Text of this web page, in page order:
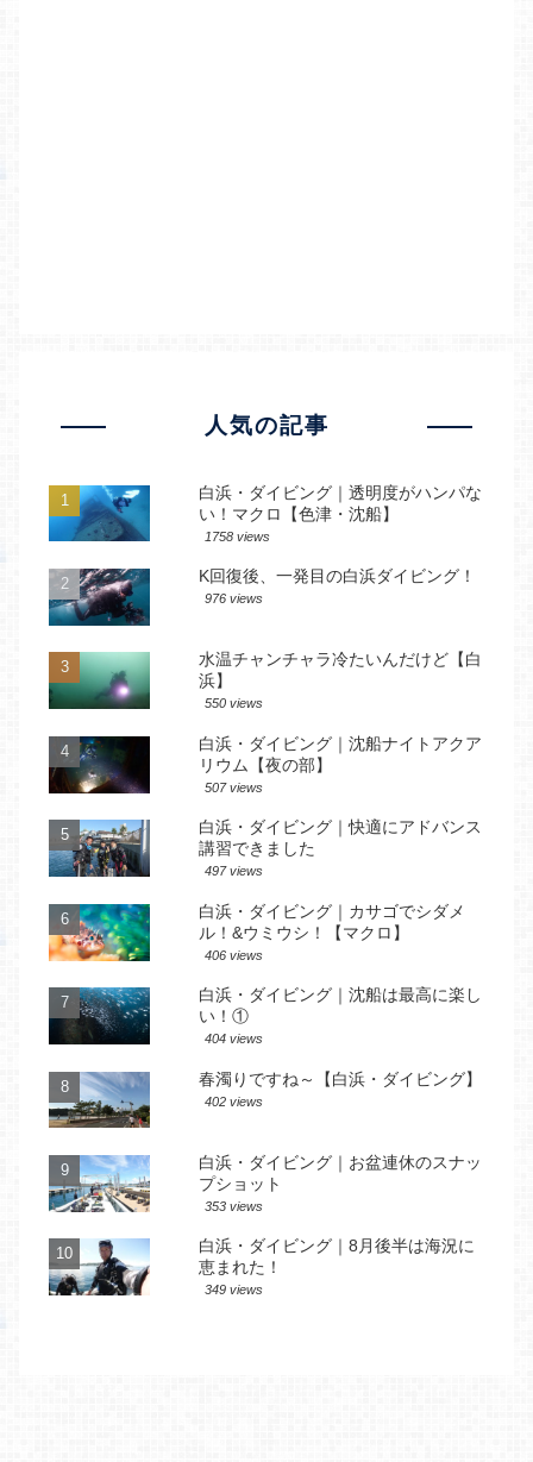
人気の記事
白浜・ダイビング｜透明度がハンパな
い！マクロ【色津・沈船】
1758 views
K回復後、一発目の白浜ダイビング！
976 views
水温チャンチャラ冷たいんだけど【白
浜】
550 views
白浜・ダイビング｜沈船ナイトアクア
リウム【夜の部】
507 views
白浜・ダイビング｜快適にアドバンス
講習できました
497 views
白浜・ダイビング｜カサゴでシダメ
ル！&ウミウシ！【マクロ】
406 views
白浜・ダイビング｜沈船は最高に楽し
い！①
404 views
春濁りですね～【白浜・ダイビング】
402 views
白浜・ダイビング｜お盆連休のスナッ
プショット
353 views
白浜・ダイビング｜8月後半は海況に
恵まれた！
349 views